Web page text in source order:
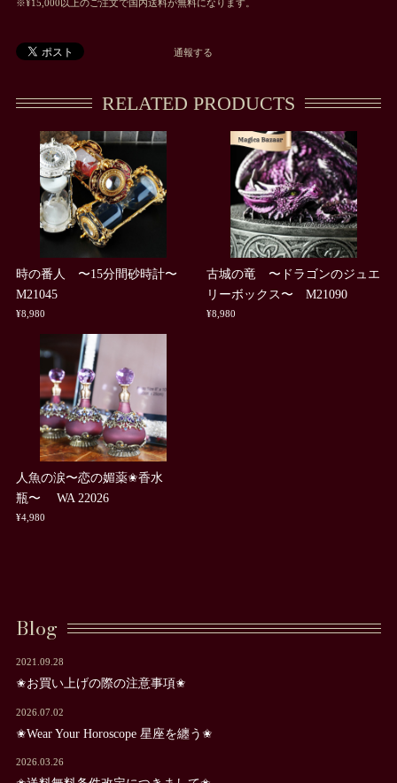
※¥15,000以上のご注文で国内送料が無料になります。
通報する
RELATED PRODUCTS
時の番人 〜15分間砂時計〜
M21045
¥8,980
古城の竜 〜ドラゴンのジュエ
リーボックス〜 M21090
¥8,980
人魚の涙〜恋の媚薬✬香水
瓶〜 WA 22026
¥4,980
Blog
2021.09.28
✬お買い上げの際の注意事項✬
2026.07.02
✬Wear Your Horoscope 星座を纏う✬
2026.03.26